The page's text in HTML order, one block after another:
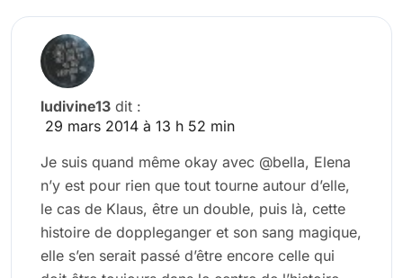
ludivine13 dit :
29 mars 2014 à 13 h 52 min
Je suis quand même okay avec @bella, Elena
n’y est pour rien que tout tourne autour d’elle,
le cas de Klaus, être un double, puis là, cette
histoire de doppleganger et son sang magique,
elle s’en serait passé d’être encore celle qui